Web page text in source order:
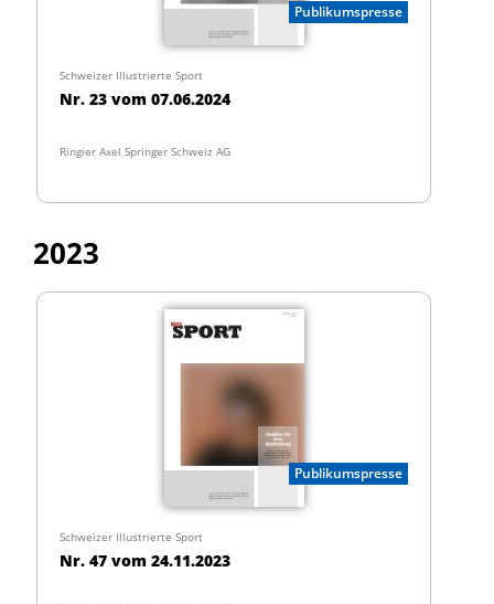
Publikumspresse
Schweizer Illustrierte Sport
Nr. 23 vom 07.06.2024
Ringier Axel Springer Schweiz AG
2023
Publikumspresse
Schweizer Illustrierte Sport
Nr. 47 vom 24.11.2023